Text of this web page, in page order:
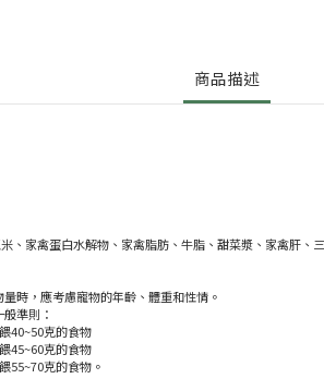
商品描述
、家禽蛋白水解物、家禽脂肪、牛脂、甜菜漿、家禽肝
時，應考慮寵物的年齡、體重和性情。
準則：
40~50克的食物
45~60克的食物
55~70克的食物。